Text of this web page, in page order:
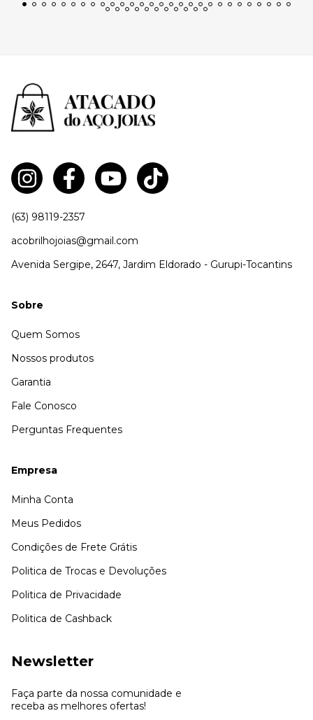
(63) 98119-2357
acobrilhojoias@gmail.com
Avenida Sergipe, 2647, Jardim Eldorado - Gurupi-Tocantins
Sobre
Quem Somos
Nossos produtos
Garantia
Fale Conosco
Perguntas Frequentes
Empresa
Minha Conta
Meus Pedidos
Condições de Frete Grátis
Politica de Trocas e Devoluções
Politica de Privacidade
Politica de Cashback
Newsletter
Faça parte da nossa comunidade e
receba as melhores ofertas!